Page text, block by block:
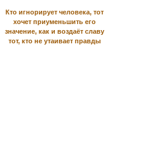
Кто игнорирует человека, тот
хочет приуменьшить его
значение, как и воздаёт славу
тот, кто не утаивает правды